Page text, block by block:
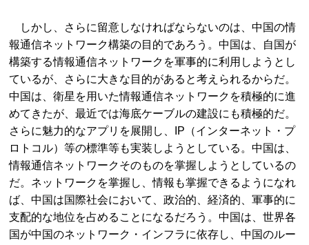
しかし、さらに留意しなければならないのは、中国の情
報通信ネットワーク構築の目的であろう。中国は、自国が
構築する情報通信ネットワークを軍事的に利用しようとし
ているが、さらに大きな目的があると考えられるからだ。
中国は、衛星を用いた情報通信ネットワークを積極的に進
めてきたが、最近では海底ケーブルの建設にも積極的だ。
さらに魅力的なアプリを展開し、IP（インターネット・プ
ロトコル）等の標準等も実装しようとしている。中国は、
情報通信ネットワークそのものを掌握しようとしているの
だ。ネットワークを掌握し、情報も掌握できるようになれ
ば、中国は国際社会において、政治的、経済的、軍事的に
支配的な地位を占めることになるだろう。中国は、世界各
国が中国のネットワーク・インフラに依存し、中国のルー